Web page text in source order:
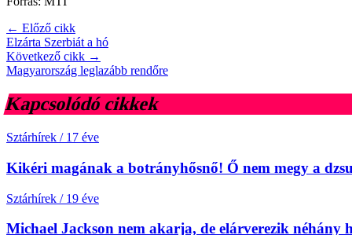
← Előző cikk
Elzárta Szerbiát a hó
Következő cikk →
Magyarország leglazább rendőre
Kapcsolódó cikkek
Sztárhírek / 17 éve
Kikéri magának a botrányhősnő! Ő nem megy a
Sztárhírek / 19 éve
Michael Jackson nem akarja, de elárverezik néhány